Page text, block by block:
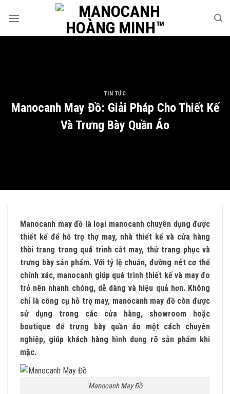
TIN TỨC
Manocanh May Đồ: Giải Pháp Cho Thiết Kế
Và Trưng Bày Quần Áo
Manocanh may đồ là loại manocanh chuyên dụng được
thiết kế để hỗ trợ thợ may, nhà thiết kế và cửa hàng
thời trang trong quá trình cắt may, thử trang phục và
trưng bày sản phẩm. Với tỷ lệ chuẩn, đường nét cơ thể
chính xác, manocanh giúp quá trình thiết kế và may đo
trở nên nhanh chóng, dễ dàng và hiệu quả hơn. Không
chỉ là công cụ hỗ trợ may, manocanh may đồ còn được
sử dụng trong các cửa hàng, showroom hoặc
boutique để trưng bày quần áo một cách chuyên
nghiệp, giúp khách hàng hình dung rõ sản phẩm khi
mặc.
Manocanh May Đồ